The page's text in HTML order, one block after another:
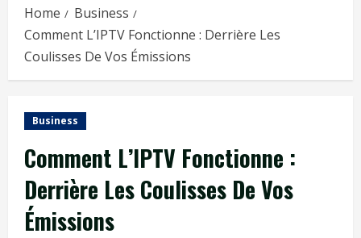
Home
Business
Comment L’IPTV Fonctionne : Derrière Les
Coulisses De Vos Émissions
Business
Comment L’IPTV Fonctionne :
Derrière Les Coulisses De Vos
Émissions